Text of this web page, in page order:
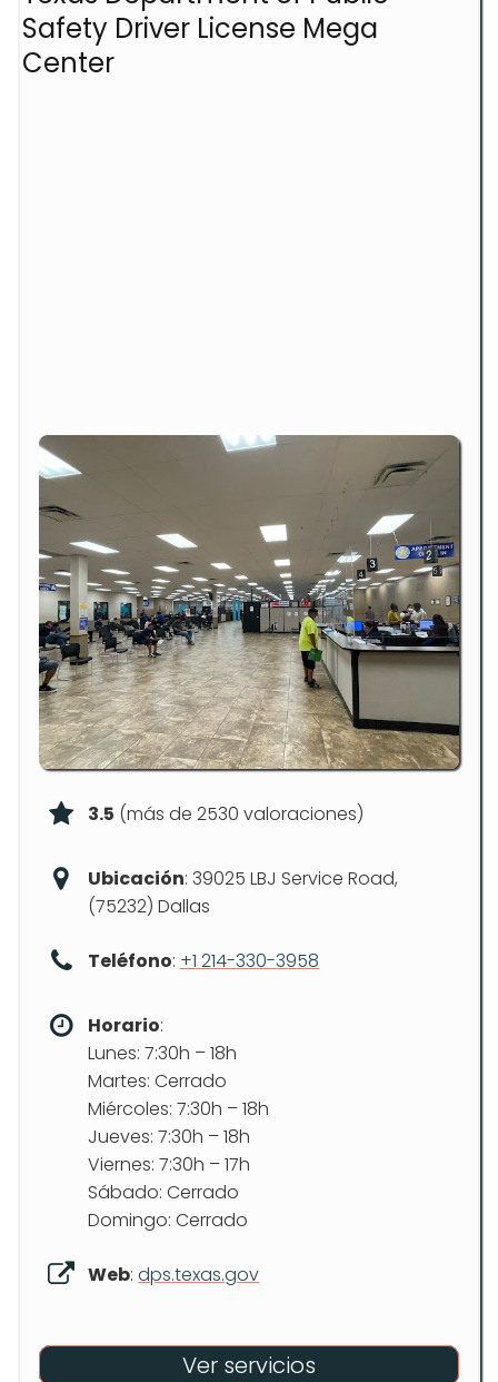
Safety Driver License Mega
Center
3.5 (más de 2530 valoraciones)
Ubicación: 39025 LBJ Service Road,
(75232) Dallas
Teléfono: +1 214-330-3958
Horario:
Lunes: 7:30h – 18h
Martes: Cerrado
Miércoles: 7:30h – 18h
Jueves: 7:30h – 18h
Viernes: 7:30h – 17h
Sábado: Cerrado
Domingo: Cerrado
Web: dps.texas.gov
Ver servicios